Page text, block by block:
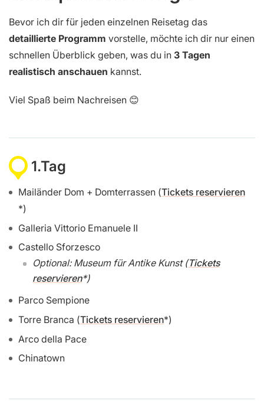
Bevor ich dir für jeden einzelnen Reisetag das
detaillierte Programm vorstelle, möchte ich dir nur einen
schnellen Überblick geben, was du in 3 Tagen
realistisch anschauen kannst.
Viel Spaß beim Nachreisen 😊
1.Tag
Mailänder Dom + Domterrassen (Tickets reservieren
)
Galleria Vittorio Emanuele II
Castello Sforzesco
Optional: Museum für Antike Kunst (Tickets
reservieren )
Parco Sempione
Torre Branca (Tickets reservieren )
Arco della Pace
Chinatown